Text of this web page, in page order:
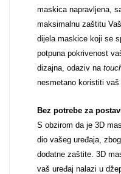
maskica napravljena,
maksimalnu zaštitu
dijela maskice koji se
potpuna pokrivenost
dizajna, odaziv na
nesmetano koristiti vaš
Bez potrebe za
S obzirom da je 3D
dio vašeg uređaja,
dodatne zaštite. 3D
vaš uređaj nalazi u
Za njega
Svijet životinja